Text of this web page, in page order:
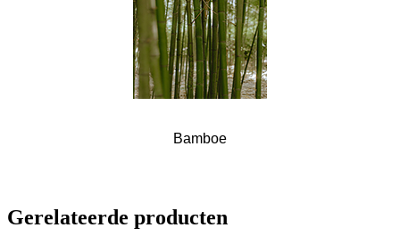
Bamboe
Gerelateerde producten